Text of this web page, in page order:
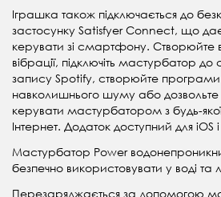
Іграшка також підключається до
застосунку Satisfyer Connect, що
керувати зі смартфону. Створюйте
вібрації, підключіть мастурбатор до
запису Spotify, створюйте програми
навколишнього шуму або дозвольте
керувати мастурбатором з будь-якої
Інтернет. Додаток доступний для iOS
Мастурбатор Power
безпечно використовувати у воді та
Перезаряджається за допомогою